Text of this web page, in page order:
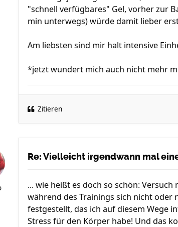
"schnell verfügbares" Gel, vorher zur
min unterwegs) würde damit lieber
Am liebsten sind mir halt intensive
*jetzt wundert mich auch nicht mehr
Zitieren
Re: Vielleicht irgendwann mal
... wie heißt es doch so schön:
während des Trainings sich nicht oder
festgestellt, das ich auf diesem Wege
Stress für den Körper habe! Und das